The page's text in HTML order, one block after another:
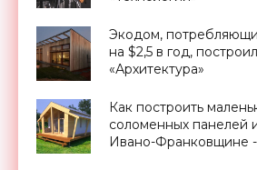
Экодом,
на $2,5 в год,
«Архитектура»
Как построить
соломенных панелей
Ивано-Франковщине -